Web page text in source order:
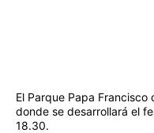
El Parque Papa
donde se desarrollará el
18.30.